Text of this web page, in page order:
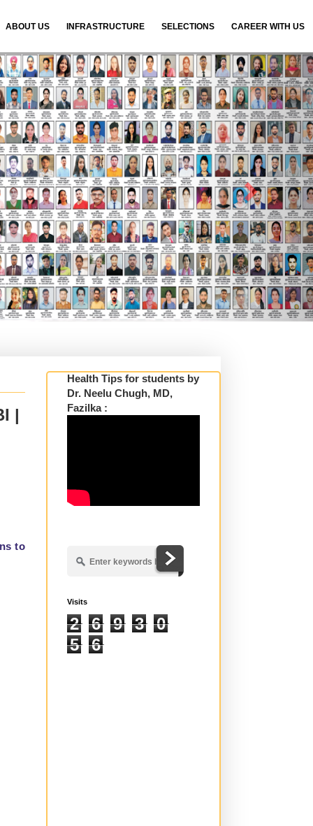
N
e
x
t
CAREER WITH US
SELECTIONS
INFRASTRUCTURE
ABOUT US
|
to
Health Tips for students by
Dr. Neelu Chugh, MD,
Fazilka :
Visits
2 6 9 3
0
5
6